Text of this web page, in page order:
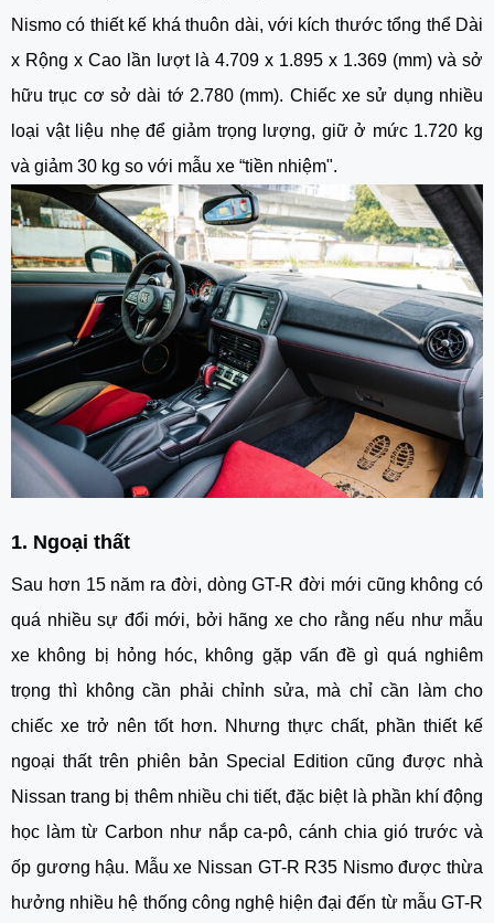
Nismo có thiết kế khá thuôn dài, với kích thước tổng thể Dài
x Rộng x Cao lần lượt là 4.709 x 1.895 x 1.369 (mm) và sở
hữu trục cơ sở dài tớ 2.780 (mm). Chiếc xe sử dụng nhiều
loại vật liệu nhẹ để giảm trọng lượng, giữ ở mức 1.720 kg
và giảm 30 kg so với mẫu xe “tiền nhiệm".
1. Ngoại thất
Sau hơn 15 năm ra đời, dòng GT-R đời mới cũng không có
quá nhiều sự đổi mới, bởi hãng xe cho rằng nếu như mẫu
xe không bị hỏng hóc, không gặp vấn đề gì quá nghiêm
trọng thì không cần phải chỉnh sửa, mà chỉ cần làm cho
chiếc xe trở nên tốt hơn. Nhưng thực chất, phần thiết kế
ngoại thất trên phiên bản Special Edition cũng được nhà
Nissan trang bị thêm nhiều chi tiết, đặc biệt là phần khí động
học làm từ Carbon như nắp ca-pô, cánh chia gió trước và
ốp gương hậu. Mẫu xe Nissan GT-R R35 Nismođược thừa
hưởng nhiều hệ thống công nghệ hiện đại đến từ mẫu GT-R